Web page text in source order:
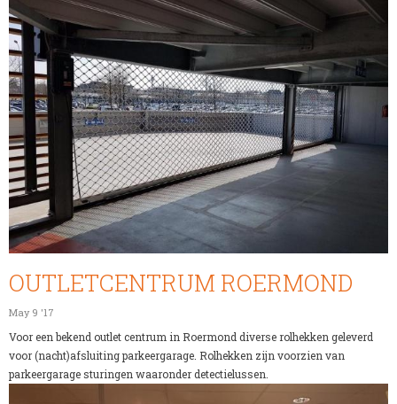
OUTLETCENTRUM ROERMOND
May 9 '17
Voor een bekend outlet centrum in Roermond diverse rolhekken geleverd
voor (nacht)afsluiting parkeergarage. Rolhekken zijn voorzien van
parkeergarage sturingen waaronder detectielussen.